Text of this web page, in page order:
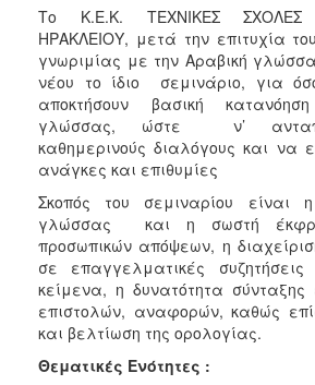
2020
2019
2018
2017
2016
2015
2012
2011
ΔΗΜΟΣ
Το Κ.Ε.Κ. ΤΕΧΝΙΚΕΣ ΣΧΟΛΕΣ
ΗΡΑΚΛΕΙΟΥ, μετά την επιτυχία
γνωριμίας με την Αραβική
νέου το ίδιο σεμινάριο, για
αποκτήσουν βασική
γλώσσας, ώστε ν’
καθημερινούς διαλόγους και να
ανάγκες και επιθυμίες
Σκοπός του σεμιναρίου είναι
γλώσσας και η σωστή
προσωπικών απόψεων, η
σε επαγγελματικές
κείμενα, η δυνατότητα
επιστολών, αναφορών, καθώς
και βελτίωση της ορολογίας.
Θεματικές Ενότητες :